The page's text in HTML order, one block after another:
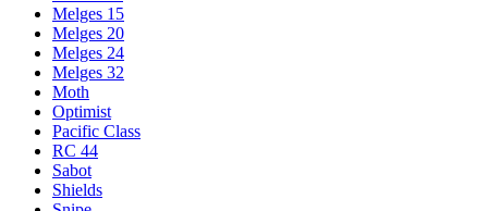
Melges 15
Melges 20
Melges 24
Melges 32
Moth
Optimist
Pacific Class
RC 44
Sabot
Shields